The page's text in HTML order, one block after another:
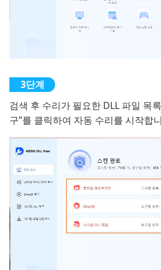
검색 후 수리가 필요한 DLL 파일 목
구”를 클릭하여 자동 수리를 시작합